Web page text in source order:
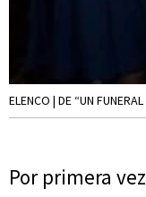
ELENCO | DE “UN
Por primera